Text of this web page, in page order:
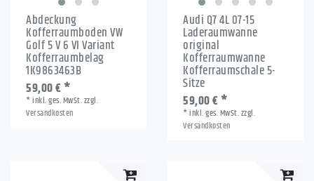
Abdeckung
Kofferraumboden VW
Golf 5 V 6 VI Variant
Kofferraumbelag
1K9863463B
59,00 € *
*inkl. ges. MwSt.zzgl.
Versandkosten
Audi Q7 4L 07-15
Laderaumwanne
original
Kofferraumwanne
Kofferraumschale 5-
Sitze
59,00 € *
*inkl. ges. MwSt.zzgl.
Versandkosten